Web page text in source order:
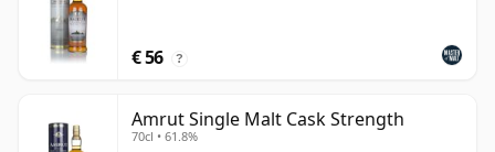
€ 56 ?
Amrut Single Malt Cask Strength
70cl • 61.8%